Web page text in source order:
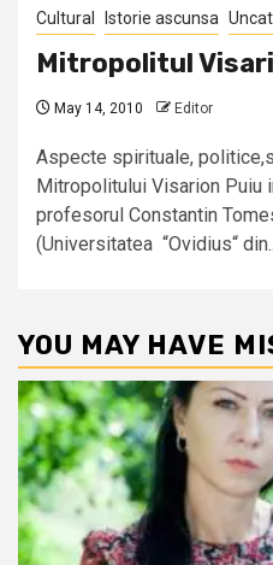
Cultural Istorie ascunsa
Mitropolitul
May 14, 2010 Editor
Aspecte spirituale,
Mitropolitului Visarion Puiu
profesorul Constantin
(Universitatea “Ovidius“
YOU MAY HAVE